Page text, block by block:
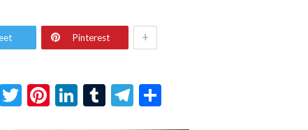
Pinterest +
EmailTwitter
Pinterest
LinkedIn
TumblrTelegram